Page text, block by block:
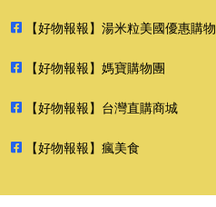
【好物報報】湯米粒美國優惠購物
【好物報報】媽寶購物團
【好物報報】台灣直購商城
【好物報報】瘋美食